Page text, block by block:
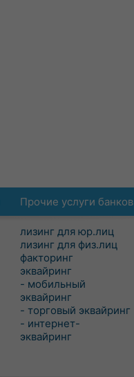
Прочие услуги банков
лизинг для юр.лиц
лизинг для физ.лиц
факторинг
эквайринг
- мобильный
эквайринг
- торговый эквайринг
- интернет-
эквайринг